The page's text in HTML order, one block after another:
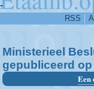
-
RSS
Ministerieel
gepubliceerd op
Een